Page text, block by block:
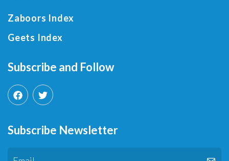
Zaboors Index
Geets Index
Subscribe and Follow
Subscribe Newsletter